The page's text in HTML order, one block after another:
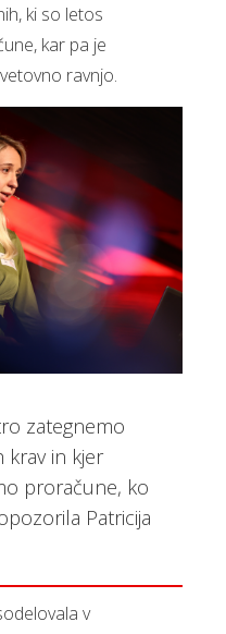
ki so letos
kar pa je
ravnjo.
zategnemo
krav in kjer
proračune, ko
Patricija
v